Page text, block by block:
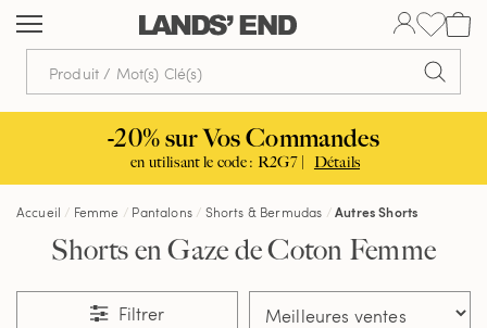
Aller
au
contenu
Aller
navigation
Aller
dans
barre
de
-20% sur Vos Commandes
en utilisant le code : R2G7 | Détails
Accueil Femme Pantalons Shorts & Bermudas Autres Shorts
Shorts en Gaze de Coton Femme
Filtrer